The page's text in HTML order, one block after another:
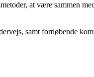
at være sammen
samt fortløbende